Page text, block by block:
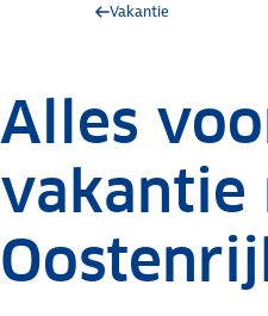
Vakantie
Alles
vakantie